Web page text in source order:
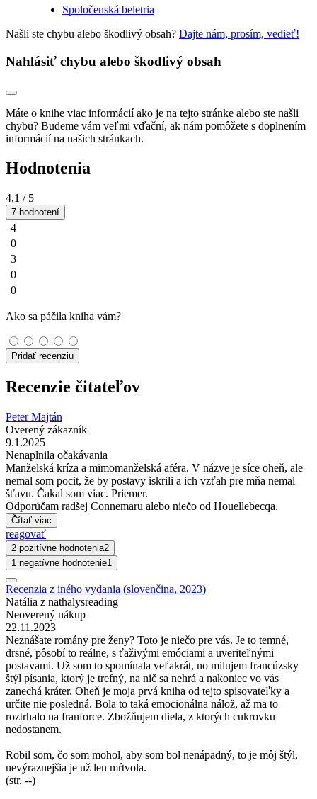
Spoločenská beletria
Našli ste chybu alebo škodlivý obsah? Dajte nám, prosím, vedieť!
Nahlásiť chybu alebo škodlivý obsah
Máte o knihe viac informácií ako je na tejto stránke alebo ste našli
chybu? Budeme vám veľmi vďační, ak nám pomôžete s doplnením
informácií na našich stránkach.
Hodnotenia
4,1 / 5
7 hodnotení
4
0
3
0
0
Ako sa páčila kniha vám?
Pridať recenziu
Recenzie čitateľov
Peter Majtán
Overený zákazník
9.1.2025
Nenaplnila očakávania
Manželská kríza a mimomanželská aféra. V názve je síce oheň, ale
nemal som pocit, že by postavy iskrili a ich vzťah pre mňa nemal
šťavu. Čakal som viac. Priemer.
Odporúčam radšej Connemaru alebo niečo od Houellebecqa.
Čítať viac
reagovať
2 pozitívne hodnotenia2
1 negatívne hodnotenie1
Recenzia z iného vydania (slovenčina, 2023)
Natália z nathalysreading
Neoverený nákup
22.11.2023
Neznášate romány pre ženy? Toto je niečo pre vás. Je to temné,
drsné, pôsobí to reálne, s ťaživými emóciami a uveriteľnými
postavami. Už som to spomínala veľakrát, no milujem francúzsky
štýl písania, ktorý je trefný, na nič sa nehrá a nakoniec vo vás
zanechá kráter. Oheň je moja prvá kniha od tejto spisovateľky a
určite nie posledná. Bola to taká emocionálna nálož, až ma to
roztrhalo na franforce. Zbožňujem diela, z ktorých cukrovku
nedostanem.
Robil som, čo som mohol, aby som bol nenápadný, to je môj štýl,
nevýraznejšia je už len mŕtvola.
(str. --)